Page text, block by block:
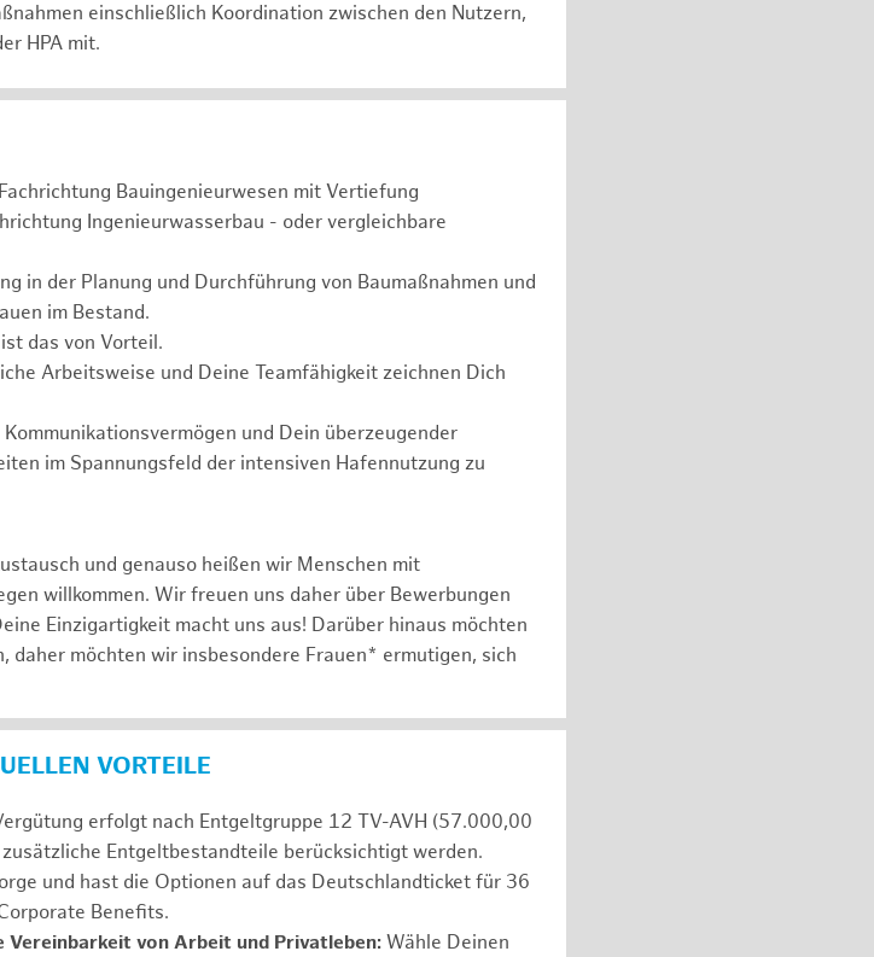
einschließlich Koordination zwischen den Nutzern,
HPA mit.
Bauingenieurwesen mit Vertiefung
Ingenieurwasserbau - oder vergleichbare
in der Planung und Durchführung von Baumaßnahmen und
im Bestand.
das von Vorteil.
Arbeitsweise und Deine Teamfähigkeit zeichnen Dich
und Dein überzeugender
im Spannungsfeld der intensiven Hafennutzung zu
und genauso heißen wir Menschen mit
willkommen. Wir freuen uns daher über Bewerbungen
Einzigartigkeit macht uns aus! Darüber hinaus möchten
daher möchten wir insbesondere Frauen* ermutigen, sich
VORTEILE
erfolgt nach Entgeltgruppe 12 TV-AVH (57.000,00
Entgeltbestandteile berücksichtigt werden.
und hast die Optionen auf das Deutschlandticket für 36
Benefits.
von Arbeit und Privatleben: Wähle Deinen